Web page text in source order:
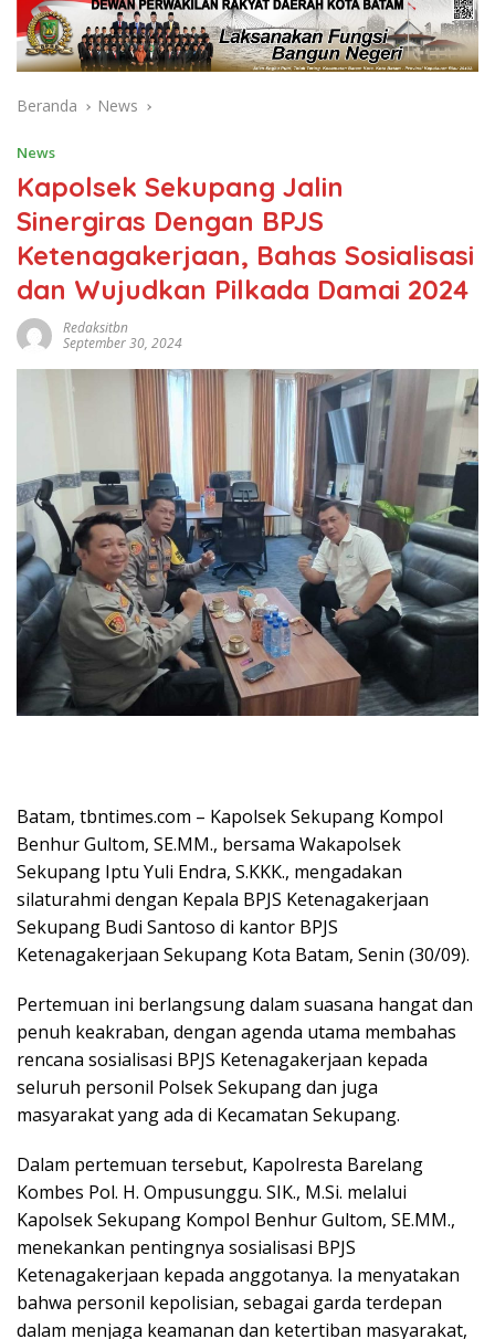
Beranda News
News
Kapolsek Sekupang Jalin
Sinergiras Dengan BPJS
Ketenagakerjaan, Bahas Sosialisasi
dan Wujudkan Pilkada Damai 2024
Redaksitbn
September 30, 2024
Batam, tbntimes.com – Kapolsek Sekupang Kompol
Benhur Gultom, SE.MM., bersama Wakapolsek
Sekupang Iptu Yuli Endra, S.KKK., mengadakan
silaturahmi dengan Kepala BPJS Ketenagakerjaan
Sekupang Budi Santoso di kantor BPJS
Ketenagakerjaan Sekupang Kota Batam, Senin (30/09).
Pertemuan ini berlangsung dalam suasana hangat dan
penuh keakraban, dengan agenda utama membahas
rencana sosialisasi BPJS Ketenagakerjaan kepada
seluruh personil Polsek Sekupang dan juga
masyarakat yang ada di Kecamatan Sekupang.
Dalam pertemuan tersebut, Kapolresta Barelang
Kombes Pol. H. Ompusunggu. SIK., M.Si. melalui
Kapolsek Sekupang Kompol Benhur Gultom, SE.MM.,
menekankan pentingnya sosialisasi BPJS
Ketenagakerjaan kepada anggotanya. Ia menyatakan
bahwa personil kepolisian, sebagai garda terdepan
dalam menjaga keamanan dan ketertiban masyarakat,